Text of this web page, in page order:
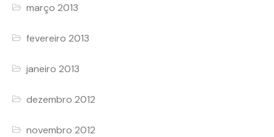
março 2013
fevereiro 2013
janeiro 2013
dezembro 2012
novembro 2012